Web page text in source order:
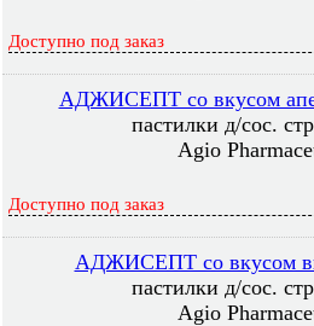
Доступно под заказ
АДЖИСЕПТ со вкусом
пастилки д/сос.
Agio
Доступно под заказ
АДЖИСЕПТ со вкусом
пастилки д/сос.
Agio